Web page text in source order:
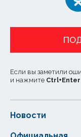
Если вы заметили
и нажмите Ctrl+Enter
Новости